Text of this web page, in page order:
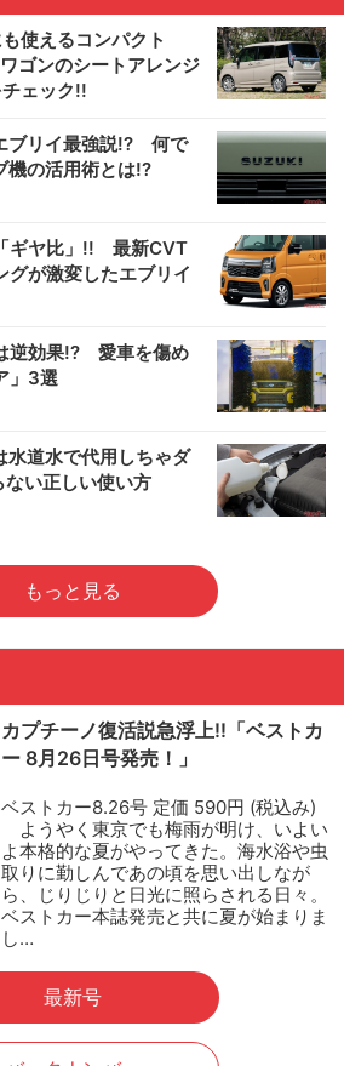
使えるコンパクト
ゴンのシートアレンジ
ェック!!
ブリイ最強説!? 何で
機の活用術とは!?
ギヤ比」!! 最新CVT
グが激変したエブリイ
逆効果!? 愛車を傷め
」3選
水道水で代用しちゃダ
い正しい使い方
もっと見る
カプチーノ復活説急浮上!!「ベストカ
ー 8月26日号発売！」
ベストカー8.26号 定価 590円 (税込み)
ようやく東京でも梅雨が明け、いよい
よ本格的な夏がやってきた。海水浴や虫
取りに勤しんであの頃を思い出しなが
ら、じりじりと日光に照らされる日々。
ベストカー本誌発売と共に夏が始まりま
し…
最新号